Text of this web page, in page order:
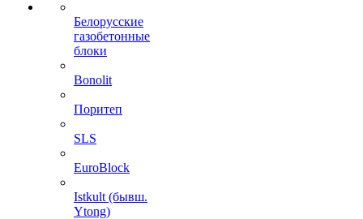
Белорусские
газобетонные
блоки
Bonolit
Поритеп
SLS
EuroBlock
Istkult (бывш.
Ytong)